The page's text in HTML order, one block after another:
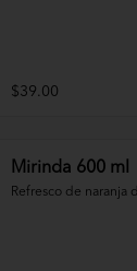
$39.00
Mirinda 600 ml
Refresco de naranja